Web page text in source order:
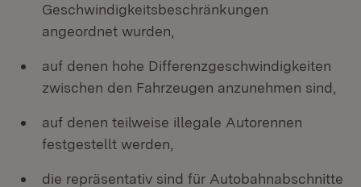
Geschwindigkeitsbeschränkungen
angeordnet wurden,
auf denen hohe Differenzgeschwindigkeiten
zwischen den Fahrzeugen anzunehmen sind,
auf denen teilweise illegale Autorennen
festgestellt werden,
die repräsentativ sind für Autobahnabschnitte